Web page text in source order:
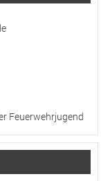
Feuerwehrjugend